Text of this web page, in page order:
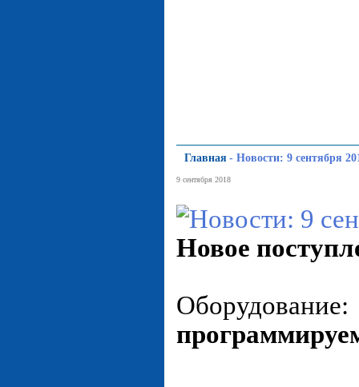
Главная - Новости: 9 сентября
9 сентября 2018
Новое